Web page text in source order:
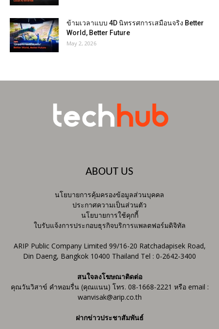
ข้ามเวลาแบบ 4D นิทรรศการเสมือนจริง Better
World, Better Future
May 2, 2026
ABOUT US
นโยบายการคุ้มครองข้อมูลส่วนบุคคล
ประกาศความเป็นส่วนตัว
นโยบายการใช้คุกกี้
ใบรับแจ้งการประกอบธุรกิจบริการแพลตฟอร์มดิจิทัล
ARIP Public Company Limited 99/16-20 Ratchadapisek Road,
Din Daeng, Bangkok 10400 Thailand Tel : 0-2642-3400
สนใจลงโฆษณาติดต่อ
คุณวันวิสาข์ คำหอมรื่น (คุณแนน) โทร. 08-1668-2221 หรือ email :
wanvisak@arip.co.th
ฝากข่าวประชาสัมพันธ์